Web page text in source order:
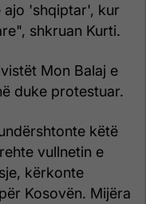
ajo 'shqiptar', kur
shkruan Kurti.
Mon Balaj e
duke protestuar.
këtë
vullnetin e
kërkonte
Kosovën. Mijëra